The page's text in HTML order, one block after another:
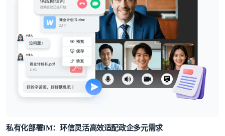
私有化部署IM：环信灵活高效适配政企多元需求